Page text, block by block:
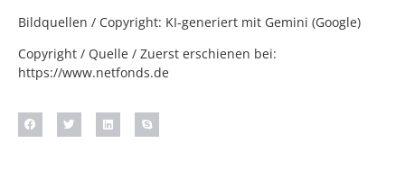
Bildquellen / Copyright: KI-generiert mit Gemini (Google)
Copyright / Quelle / Zuerst erschienen bei:
https://www.netfonds.de